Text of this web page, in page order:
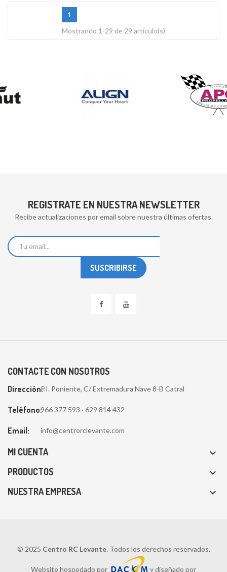
1
Mostrando 1-29 de 29 artículo(s)
REGISTRATE EN NUESTRA NEWSLETTER
Recibe actualizaciones por email sobre nuestra últimas ofertas.
CONTACTE CON NOSOTROS
Dirección:P.I. Poniente, C/ Extremadura Nave 8-B Catral
Teléfono:966 377 593 · 629 814 432
Email: info@centrorclevante.com
MI CUENTA 
PRODUCTOS 
NUESTRA EMPRESA 
© 2025 Centro RC Levante. Todos los derechos reservados.
Website hospedado por y diseñado por